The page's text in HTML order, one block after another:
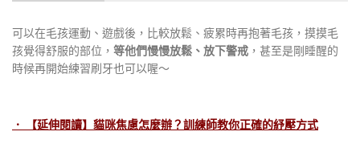
可以在毛孩運動、遊戲後，比較放鬆、疲累時再抱著毛孩，摸摸毛
孩覺得舒服的部位， 等他們慢慢放鬆、放下警戒 ，甚至是剛睡醒的
時候再開始練習刷牙也可以喔～
． 【延伸閱讀】貓咪焦慮怎麼辦？訓練師教你正確的紓壓方式